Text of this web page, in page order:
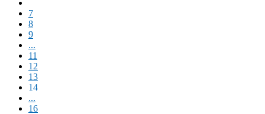
7
8
9
...
11
12
13
14
...
16